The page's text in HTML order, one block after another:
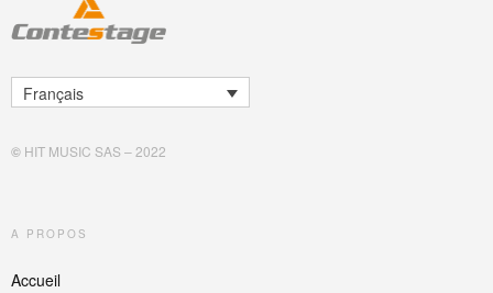
Français
© HIT MUSIC SAS – 2022
A PROPOS
Accueil